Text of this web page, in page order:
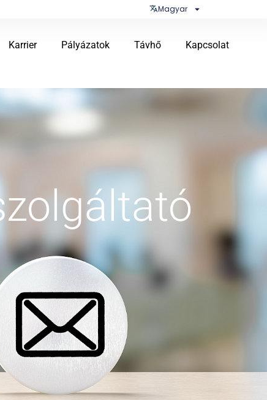
Magyar
Karrier Pályázatok Távhő Kapcsolat